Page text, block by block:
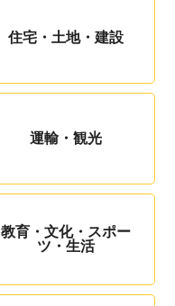
住宅・土地・建設
運輸・観光
教育・文化・スポー
ツ・生活